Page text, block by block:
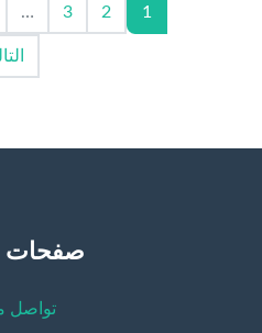
1
2
3
…
صفحات
تواصل